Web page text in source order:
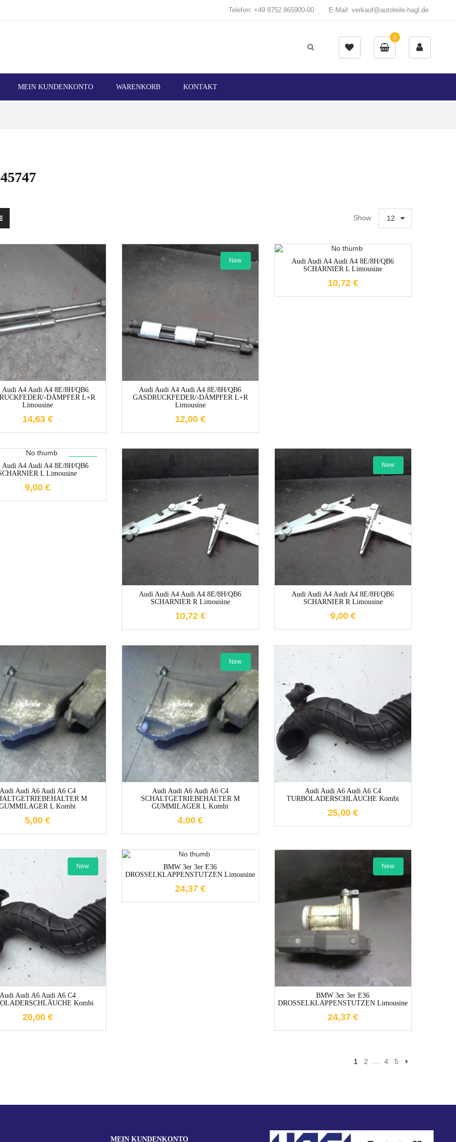
Telefon: +49 8752 865900-00 E-Mail: verkauf@autoteile-hagl.de
0
MEIN KUNDENKONTO WARENKORB KONTAKT
Show 12
Audi A4 Audi A4 8E/8H/QB6
DÄMPFER L+R
Limousine
14,63 €
1-3 Werktage
New
Audi Audi A4 Audi A4 8E/8H/QB6
GASDRUCKFEDER/-DÄMPFER L+R
Limousine
12,00 €
1-3 Werktage
Audi Audi A4 Audi A4 8E/8H/QB6
SCHARNIER L Limousine
10,72 €
1-3 Werktage
New
Audi A4 Audi A4 8E/8H/QB6
L Limousine
9,00 €
1-3 Werktage
Audi Audi A4 Audi A4 8E/8H/QB6
SCHARNIER R Limousine
10,72 €
1-3 Werktage
New
Audi Audi A4 Audi A4 8E/8H/QB6
SCHARNIER R Limousine
9,00 €
1-3 Werktage
Audi A6 Audi A6 C4
M
L Kombi
5,00 €
1-3 Werktage
New
Audi Audi A6 Audi A6 C4
SCHALTGETRIEBEHALTER M
GUMMILAGER L Kombi
4,00 €
1-3 Werktage
Audi Audi A6 Audi A6 C4
TURBOLADERSCHLÄUCHE Kombi
25,00 €
1-3 Werktage
New
Audi A6 Audi A6 C4
Kombi
20,00 €
1-3 Werktage
BMW 3er 3er E36
DROSSELKLAPPENSTUTZEN Limousine
24,37 €
1-3 Werktage New
BMW 3er 3er E36
DROSSELKLAPPENSTUTZEN Limousine
24,37 €
1-3 Werktage
1 2 4 5
MEIN KUNDENKONTO